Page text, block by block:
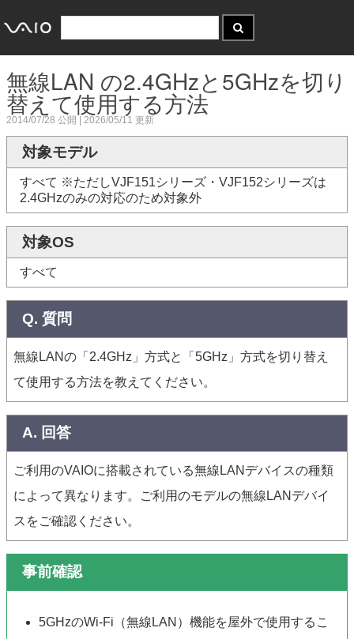
無線LAN の2.4GHzと5GHzを切り
替えて使用する方法
2014/07/28 公開 | 2026/05/11 更新
対象モデル
すべて ※ただしVJF151シリーズ・VJF152シリーズは
2.4GHzのみの対応のため対象外
対象OS
すべて
Q. 質問
無線LANの「2.4GHz」方式と「5GHz」方式を切り替え
て使用する方法を教えてください。
A. 回答
ご利用のVAIOに搭載されている無線LANデバイスの種類
によって異なります。ご利用のモデルの無線LANデバイ
スをご確認ください。
事前確認
5GHzのWi-Fi（無線LAN）機能を屋外で使用するこ